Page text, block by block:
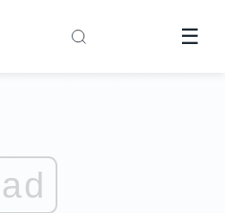
☰
ad